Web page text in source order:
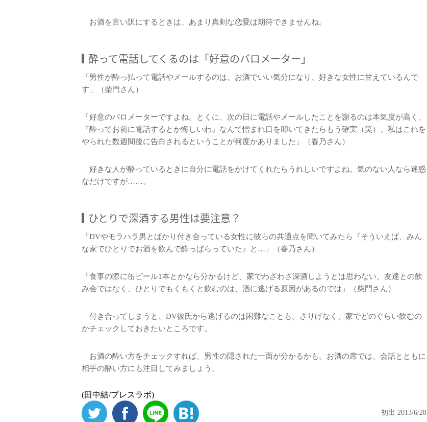
お酒を言い訳にするときは、あまり真剣な恋愛は期待できませんね。
酔って電話してくるのは「好意のバロメーター」
「男性が酔っ払って電話やメールするのは、お酒でいい気分になり、好きな女性に甘えているんで
す」（柴門さん）
「好意のバロメーターですよね。とくに、次の日に電話やメールしたことを謝るのは本気度が高く、
『酔ってお前に電話するとか悔しいわ』なんて憎まれ口を叩いてきたらもう確実（笑）。私はこれを
やられた数週間後に告白されるということが何度かありました」（春乃さん）
好きな人が酔っているときに自分に電話をかけてくれたらうれしいですよね。気のない人なら迷惑
なだけですが……。
ひとりで深酒する男性は要注意？
「DVやモラハラ男とばかり付き合っている女性に彼らの共通点を聞いてみたら『そういえば、みん
な家でひとりでお酒を飲んで酔っぱらっていた』と…」（春乃さん）
「食事の際に缶ビール1本とかなら分かるけど、家でわざわざ深酒しようとは思わない。友達との飲
み会ではなく、ひとりでもくもくと飲むのは、酒に逃げる原因があるのでは」（柴門さん）
付き合ってしまうと、DV彼氏から逃げるのは困難なことも。さりげなく、家でどのぐらい飲むの
かチェックしておきたいところです。
お酒の酔い方をチェックすれば、男性の隠された一面が分かるかも。お酒の席では、会話とともに
相手の酔い方にも注目してみましょう。
(田中結/プレスラボ)
初出 2013/6/28